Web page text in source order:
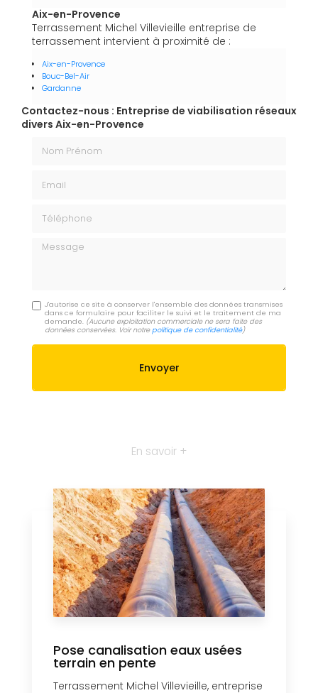
Aix-en-Provence
Terrassement Michel Villevieille entreprise de
terrassement intervient à proximité de :
Aix-en-Provence
Bouc-Bel-Air
Gardanne
Contactez-nous : Entreprise de viabilisation réseaux
divers Aix-en-Provence
Message
J'autorise ce site à conserver l'ensemble des données transmises
dans ce formulaire pour faciliter le suivi et le traitement de ma
demande. (Aucune exploitation commerciale ne sera faite des
données conservées. Voir notrepolitique de confidentialité)
En savoir +
Pose canalisation eaux usées
terrain en pente
Terrassement Michel Villevieille, entreprise